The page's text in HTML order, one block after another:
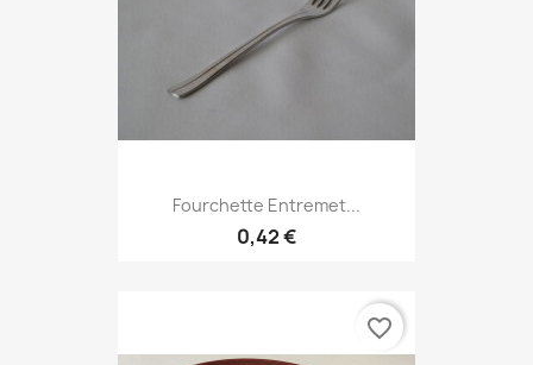
Fourchette Entremet...
0,42 €
favorite_border